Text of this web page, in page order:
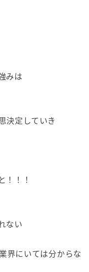
みは
決定していき
！！！
ない
界にいては分からな